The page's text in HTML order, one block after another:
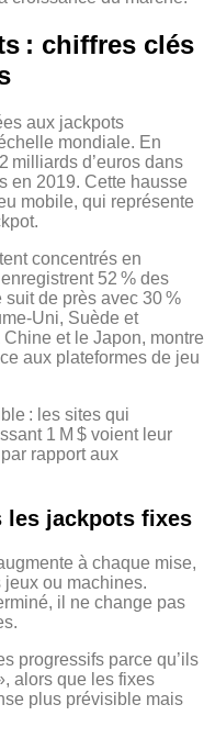
: chiffres clés
aux jackpots
mondiale. En
milliards d’euros dans
en 2019. Cette hausse
mobile, qui représente
concentrés en
52 % des
suit de près avec 30 %
Uni, Suède et
et le Japon, montre
aux plateformes de jeu
: les sites qui
1 M $ voient leur
rapport aux
les jackpots fixes
à chaque mise,
ou machines.
il ne change pas
progressifs parce qu’ils
alors que les fixes
plus prévisible mais